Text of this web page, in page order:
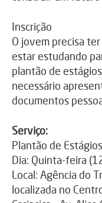
Inscrição
O jovem precisa
estar estudando
plantão de
necessário
documentos
Serviço:
Plantão de
Dia: Quinta-feira
Local: Agência do
localizada no